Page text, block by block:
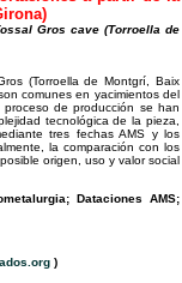
Gros cave (Torroella de
(Torroella de Montgrí, Baix
comunes en yacimientos del
de producción se han
tecnológica de la pieza,
tres fechas AMS y los
la comparación con los
origen, uso y valor social
Dataciones AMS;
)